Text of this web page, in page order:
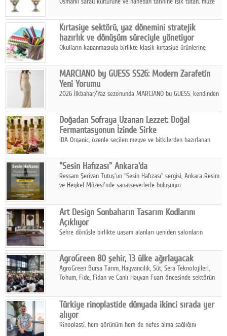
Ağustos'ta Arthill Müzecilik'in düzenleyeceği özel müzayedede
koleksiyonerlerle buluşuyor
Kırtasiye sektörü, yaz dönemini stratejik
hazırlık ve dönüşüm süreciyle yönetiyor
Okulların kapanmasıyla birlikte klasik kırtasiye ürünlerine
sanat ve eğitici aktivite ürünleriyle dinamik bir biçimde
geçiriyor.
MARCIANO by GUESS SS26: Modern Zarafetin
Yeni Yorumu
2026 İlkbahar/Yaz sezonunda MARCIANO by GUESS, kendinden
Doğadan Sofraya Uzanan Lezzet: Doğal
Fermantasyonun İzinde Sirke
İDA Organic, özenle seçilen meyve ve bitkilerden hazırlanan
sofralarına taşıyor.
"Sesin Hafızası" Ankara'da
Ressam Şerivan Tutuş'un “Sesin Hafızası” sergisi, Ankara Resim
ve Heykel Müzesi'nde sanatseverlerle buluşuyor.
Art Design Sonbaharın Tasarım Kodlarını
Açıklıyor
Şehre dönüşle birlikte yaşam alanları yeniden salonların
sonbaharın tasarım kodlarını açıklıyor.
AgroGreen 80 şehir, 13 ülke ağırlayacak
AgroGreen Bursa Tarım, Hayvancılık, Süt, Sera Teknolojileri,
Tohum, Fide, Fidan ve Canlı Hayvan Fuarı öncesinde sektörün
Türkiye rinoplastide dünyada ikinci sırada yer
alıyor
Rinoplasti, hem görünüm hem de nefes alma sağlığını